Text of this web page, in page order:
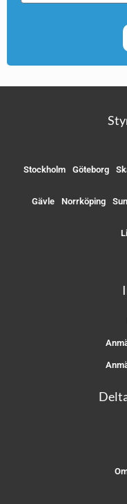
Stockholm Göteborg
Gävle Norrköping